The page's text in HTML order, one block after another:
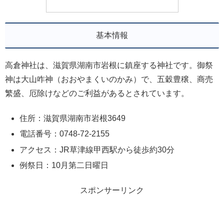
基本情報
高倉神社は、滋賀県湖南市岩根に鎮座する神社です。御祭
神は大山咋神（おおやまくいのかみ）で、五穀豊穣、商売
繁盛、厄除けなどのご利益があるとされています。
住所：滋賀県湖南市岩根3649
電話番号：0748-72-2155
アクセス：JR草津線甲西駅から徒歩約30分
例祭日：10月第二日曜日
スポンサーリンク